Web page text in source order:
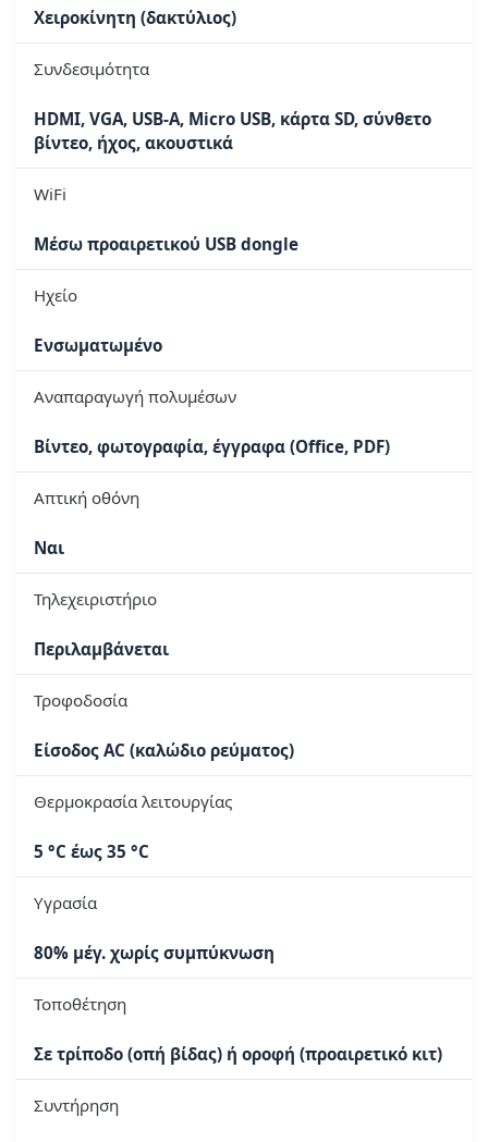
Χειροκίνητη (δακτύλιος)
Συνδεσιμότητα
HDMI, VGA, USB-A, Micro USB, κάρτα SD, σύνθετο
βίντεο, ήχος, ακουστικά
WiFi
Μέσω προαιρετικού USB dongle
Ηχείο
Ενσωματωμένο
Αναπαραγωγή πολυμέσων
Βίντεο, φωτογραφία, έγγραφα (Office, PDF)
Απτική οθόνη
Ναι
Τηλεχειριστήριο
Περιλαμβάνεται
Τροφοδοσία
Είσοδος AC (καλώδιο ρεύματος)
Θερμοκρασία λειτουργίας
5 °C έως 35 °C
Υγρασία
80% μέγ. χωρίς συμπύκνωση
Τοποθέτηση
Σε τρίποδο (οπή βίδας) ή οροφή (προαιρετικό κιτ)
Συντήρηση